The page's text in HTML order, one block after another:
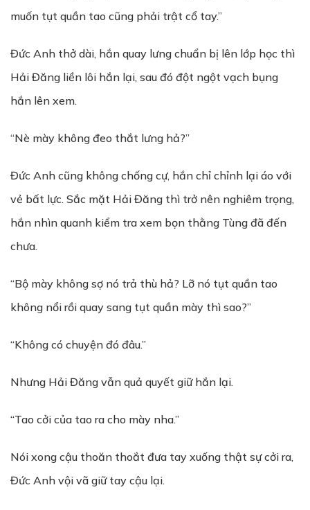
muốn tụt quần tao cũng phải trật cổ tay.”
Đức Anh thở dài, hắn quay lưng chuẩn bị lên lớp học thì
Hải Đăng liền lôi hắn lại, sau đó đột ngột vạch bụng
hắn lên xem.
“Nè mày không đeo thắt lưng hả?”
Đức Anh cũng không chống cự, hắn chỉ chỉnh lại áo với
vẻ bất lực. Sắc mặt Hải Đăng thì trở nên nghiêm trọng,
hắn nhìn quanh kiểm tra xem bọn thằng Tùng đã đến
chưa.
“Bộ mày không sợ nó trả thù hả? Lỡ nó tụt quần tao
không nổi rồi quay sang tụt quần mày thì sao?”
“Không có chuyện đó đâu.”
Nhưng Hải Đăng vẫn quả quyết giữ hắn lại.
“Tao cởi của tao ra cho mày nha.”
Nói xong cậu thoăn thoắt đưa tay xuống thật sự cởi ra,
Đức Anh vội vã giữ tay cậu lại.